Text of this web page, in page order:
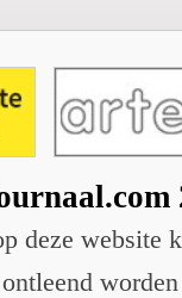
deze website
worden